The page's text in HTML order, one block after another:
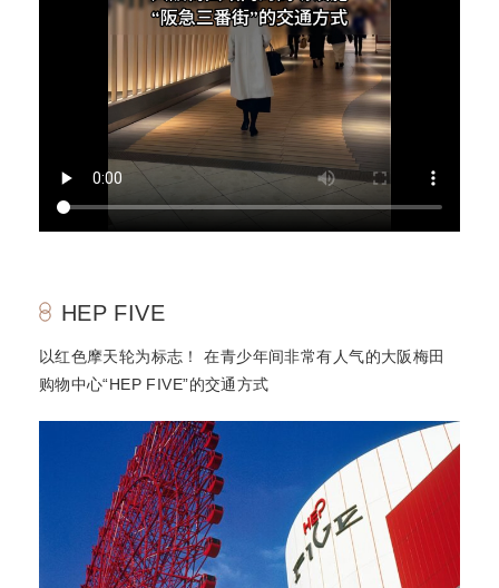
HEP FIVE
以红色摩天轮为标志！ 在青少年间非常有人气的大阪梅田
购物中心“HEP FIVE”的交通方式